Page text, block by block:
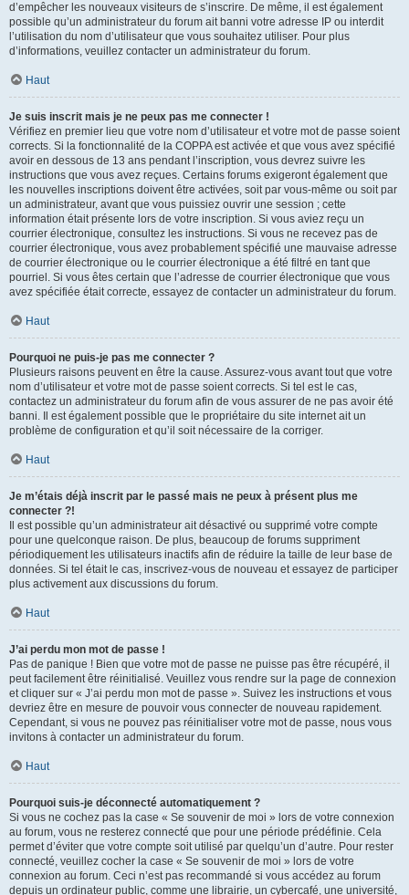
d’empêcher les nouveaux visiteurs de s’inscrire. De même, il est également
possible qu’un administrateur du forum ait banni votre adresse IP ou interdit
l’utilisation du nom d’utilisateur que vous souhaitez utiliser. Pour plus
d’informations, veuillez contacter un administrateur du forum.
Haut
Je suis inscrit mais je ne peux pas me connecter !
Vérifiez en premier lieu que votre nom d’utilisateur et votre mot de passe soient
corrects. Si la fonctionnalité de la COPPA est activée et que vous avez spécifié
avoir en dessous de 13 ans pendant l’inscription, vous devrez suivre les
instructions que vous avez reçues. Certains forums exigeront également que
les nouvelles inscriptions doivent être activées, soit par vous-même ou soit par
un administrateur, avant que vous puissiez ouvrir une session ; cette
information était présente lors de votre inscription. Si vous aviez reçu un
courrier électronique, consultez les instructions. Si vous ne recevez pas de
courrier électronique, vous avez probablement spécifié une mauvaise adresse
de courrier électronique ou le courrier électronique a été filtré en tant que
pourriel. Si vous êtes certain que l’adresse de courrier électronique que vous
avez spécifiée était correcte, essayez de contacter un administrateur du forum.
Haut
Pourquoi ne puis-je pas me connecter ?
Plusieurs raisons peuvent en être la cause. Assurez-vous avant tout que votre
nom d’utilisateur et votre mot de passe soient corrects. Si tel est le cas,
contactez un administrateur du forum afin de vous assurer de ne pas avoir été
banni. Il est également possible que le propriétaire du site internet ait un
problème de configuration et qu’il soit nécessaire de la corriger.
Haut
Je m’étais déjà inscrit par le passé mais ne peux à présent plus me
connecter ?!
Il est possible qu’un administrateur ait désactivé ou supprimé votre compte
pour une quelconque raison. De plus, beaucoup de forums suppriment
périodiquement les utilisateurs inactifs afin de réduire la taille de leur base de
données. Si tel était le cas, inscrivez-vous de nouveau et essayez de participer
plus activement aux discussions du forum.
Haut
J’ai perdu mon mot de passe !
Pas de panique ! Bien que votre mot de passe ne puisse pas être récupéré, il
peut facilement être réinitialisé. Veuillez vous rendre sur la page de connexion
et cliquer sur « J’ai perdu mon mot de passe ». Suivez les instructions et vous
devriez être en mesure de pouvoir vous connecter de nouveau rapidement.
Cependant, si vous ne pouvez pas réinitialiser votre mot de passe, nous vous
invitons à contacter un administrateur du forum.
Haut
Pourquoi suis-je déconnecté automatiquement ?
Si vous ne cochez pas la case « Se souvenir de moi » lors de votre connexion
au forum, vous ne resterez connecté que pour une période prédéfinie. Cela
permet d’éviter que votre compte soit utilisé par quelqu’un d’autre. Pour rester
connecté, veuillez cocher la case « Se souvenir de moi » lors de votre
connexion au forum. Ceci n’est pas recommandé si vous accédez au forum
depuis un ordinateur public, comme une librairie, un cybercafé, une université,